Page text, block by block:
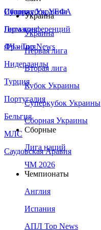
Сборная Украины
Италия
Германия
Франция
Нидерланды
Турция
Португалия
Бельгия
МЛС
Саудовская Аравия
Суперкубок УЕФА
Лига конференций
ЛЧ - Top News
Украина
Украина
Первая лига
Вторая лига
Кубок Украины
Суперкубок Украины
Сборная Украины
Сборные
Лига наций
ЧМ 2026
Чемпионаты
Англия
Испания
АПЛ Top News